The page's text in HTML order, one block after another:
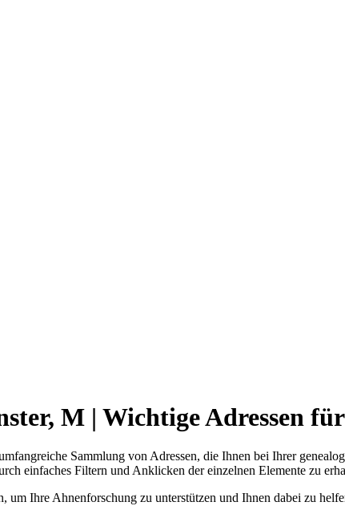
M | Wichtige Adressen
Sammlung von Adressen, die Ihnen bei Ihrer
einfaches Filtern und Anklicken der einzelnen Elemente zu
Ihre Ahnenforschung zu unterstützen und Ihnen dabei zu